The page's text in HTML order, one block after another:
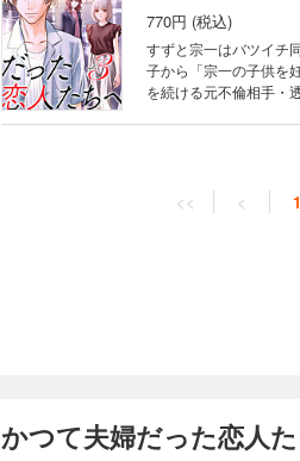
770円 (税込)
すずと宗一はバツイチ
子から「宗一の子供を
を続ける元不倫相手・
<< < 1
かつて夫婦だった恋人